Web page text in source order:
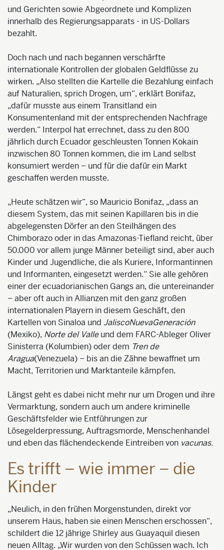
und Gerichten sowie Abgeordnete und Komplizen
innerhalb des Regierungsapparats - in US-Dollars
bezahlt.
Doch nach und nach begannenverschärfte
internationale Kontrollen der globalen Geldflüsse zu
wirken. „Also stellten die Kartelle die Bezahlung einfach
auf Naturalien, sprich Drogen, um“, erklärt Bonifaz,
„dafür musste aus einem Transitland ein
Konsumentenland mit der entsprechenden Nachfrage
werden.“ Interpol hat errechnet, dass zu den 800
jährlich durch Ecuador geschleusten Tonnen Kokain
inzwischen 80 Tonnen kommen, die im Land selbst
konsumiert werden – und für die dafür ein Markt
geschaffen werden musste.
„Heute schätzen wir“, so Mauricio Bonifaz, „dass an
diesem System, das mit seinen Kapillaren bis in die
abgelegensten Dörfer an den Steilhängen des
Chimborazooder in das Amazonas-Tiefland reicht, über
50.000 vor allem junge Männer beteiligt sind, aber auch
Kinder und Jugendliche, die als Kuriere, Informantinnen
und Informanten, eingesetzt werden.“ Sie alle gehören
einer der ecuadorianischen Gangs an, die untereinander
– aber oft auch in Allianzen mit den ganz großen
internationalen Playern in diesem Geschäft, den
Kartellen von Sinaloa und JaliscoNuevaGeneración
(Mexiko), Nortedel Valleund dem FARC-Ableger Oliver
Sinisterra (Kolumbien) oder dem Trende
Aragua(Venezuela) – bis an die Zähne bewaffnet um
Macht, Territorien und Marktanteile kämpfen.
Längst geht es dabei nicht mehr nur um Drogen und ihre
Vermarktung, sondern auch um andere kriminelle
Geschäftsfelder wie Entführungen zur
Lösegelderpressung, Auftragsmorde, Menschenhandel
und eben das flächendeckende Eintreiben von vacunas.
Es trifft – wie immer – die
Kinder
„Neulich, in den frühen Morgenstunden, direkt vor
unserem Haus, haben sie einen Menschen erschossen“,
schildert die 12 jährige Shirley aus Guayaquil diesen
neuen Alltag. „Wir wurden von den Schüssen wach. Ich